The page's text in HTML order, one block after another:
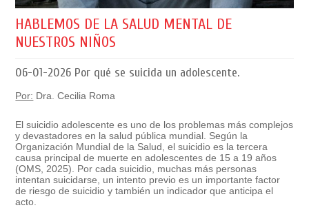
HABLEMOS DE LA SALUD MENTAL DE
NUESTROS NIÑOS
06-01-2026 Por qué se suicida un adolescente.
Por: Dra. Cecilia Roma
El suicidio adolescente es uno de los problemas más complejos
y devastadores en la salud pública mundial. Según la
Organización Mundial de la Salud, el suicidio es la tercera
causa principal de muerte en adolescentes de 15 a 19 años
(OMS, 2025). Por cada suicidio, muchas más personas
intentan suicidarse, un intento previo es un importante factor
de riesgo de suicidio y también un indicador que anticipa el
acto.